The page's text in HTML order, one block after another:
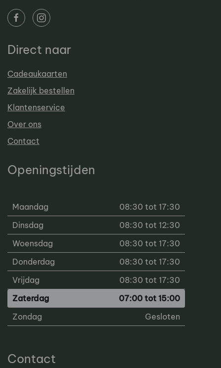
Direct naar
Cadeaukaarten
Zakelijk bestellen
Klantenservice
Over ons
Contact
Openingstijden
Maandag
08:30 tot 17:30
Dinsdag
08:30 tot 12:30
Woensdag
08:30 tot 17:30
Donderdag
08:30 tot 17:30
Vrijdag
08:30 tot 17:30
Zaterdag
07:00 tot 15:00
Zondag
Gesloten
Contact